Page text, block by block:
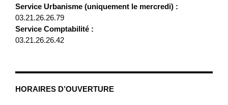
Service Urbanisme (uniquement le mercredi) :
03.21.26.26.79
Service Comptabilité :
03.21.26.26.42
HORAIRES D’OUVERTURE